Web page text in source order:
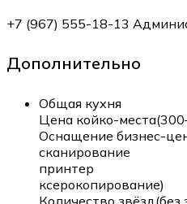
+7 (967) 555-18-13
Дополнительно
Общая кухня
Цена койко-
Оснащение бизнес-
сканирование
принтер
ксерокопирование)
Количество звёзд(без